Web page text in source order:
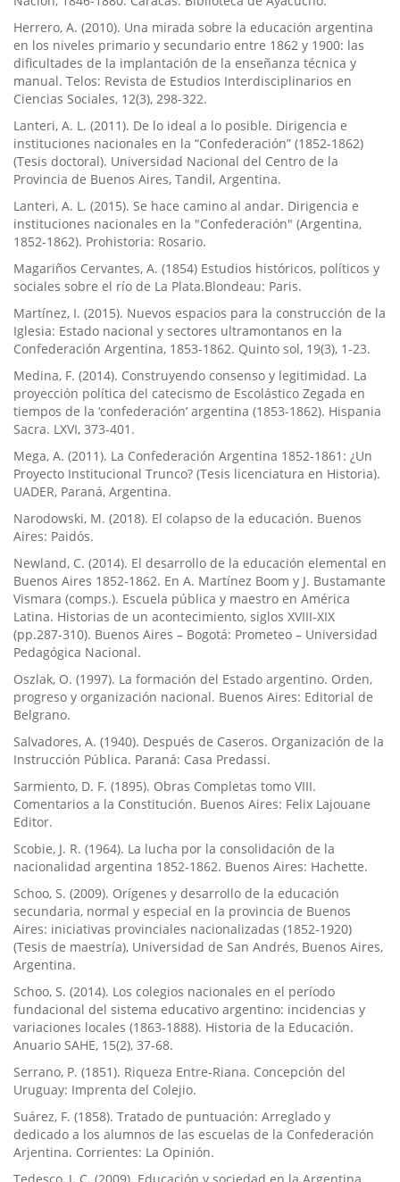
Herrero, A. (2010). Una mirada sobre la educación argentina
en los niveles primario y secundario entre 1862 y 1900: las
dificultades de la implantación de la enseñanza técnica y
manual. Telos: Revista de Estudios Interdisciplinarios en
Ciencias Sociales, 12(3), 298-322.
Lanteri, A. L. (2011). De lo ideal a lo posible. Dirigencia e
instituciones nacionales en la “Confederación” (1852-1862)
(Tesis doctoral). Universidad Nacional del Centro de la
Provincia de Buenos Aires, Tandil, Argentina.
Lanteri, A. L. (2015). Se hace camino al andar. Dirigencia e
instituciones nacionales en la "Confederación" (Argentina,
1852-1862). Prohistoria: Rosario.
Magariños Cervantes, A. (1854) Estudios históricos, polí­ticos y
sociales sobre el rí­o de La Plata.Blondeau: Paris.
Martí­nez, I. (2015). Nuevos espacios para la construcción de la
Iglesia: Estado nacional y sectores ultramontanos en la
Confederación Argentina, 1853-1862. Quinto sol, 19(3), 1-23.
Medina, F. (2014). Construyendo consenso y legitimidad. La
proyección polí­tica del catecismo de Escolástico Zegada en
tiempos de la ‘confederación’ argentina (1853-1862). Hispania
Sacra. LXVI, 373-401.
Mega, A. (2011). La Confederación Argentina 1852-1861: ¿Un
Proyecto Institucional Trunco? (Tesis licenciatura en Historia).
UADER, Paraná, Argentina.
Narodowski, M. (2018). El colapso de la educación. Buenos
Aires: Paidós.
Newland, C. (2014). El desarrollo de la educación elemental en
Buenos Aires 1852-1862. En A. Martí­nez Boom y J. Bustamante
Vismara (comps.). Escuela pública y maestro en América
Latina. Historias de un acontecimiento, siglos XVIII-XIX
(pp.287-310). Buenos Aires – Bogotá: Prometeo – Universidad
Pedagógica Nacional.
Oszlak, O. (1997). La formación del Estado argentino. Orden,
progreso y organización nacional. Buenos Aires: Editorial de
Belgrano.
Salvadores, A. (1940). Después de Caseros. Organización de la
Instrucción Pública. Paraná: Casa Predassi.
Sarmiento, D. F. (1895). Obras Completas tomo VIII.
Comentarios a la Constitución. Buenos Aires: Felix Lajouane
Editor.
Scobie, J. R. (1964). La lucha por la consolidación de la
nacionalidad argentina 1852-1862. Buenos Aires: Hachette.
Schoo, S. (2009). Orí­genes y desarrollo de la educación
secundaria, normal y especial en la provincia de Buenos
Aires: iniciativas provinciales nacionalizadas (1852-1920)
(Tesis de maestrí­a), Universidad de San Andrés, Buenos Aires,
Argentina.
Schoo, S. (2014). Los colegios nacionales en el perí­odo
fundacional del sistema educativo argentino: incidencias y
variaciones locales (1863-1888). Historia de la Educación.
Anuario SAHE, 15(2), 37-68.
Serrano, P. (1851). Riqueza Entre-Riana. Concepción del
Uruguay: Imprenta del Colejio.
Suárez, F. (1858). Tratado de puntuación: Arreglado y
dedicado a los alumnos de las escuelas de la Confederación
Arjentina. Corrientes: La Opinión.